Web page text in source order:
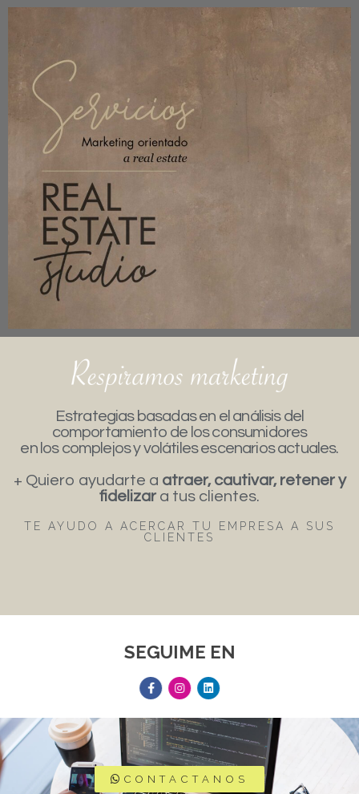
Estrategias basadas en el análisis del
comportamiento de los consumidores
en los complejos y volátiles escenarios actuales.
+ Quiero ayudarte a atraer, cautivar, retener y
fidelizar a tus clientes.
TE AYUDO A ACERCAR TU EMPRESA A SUS
CLIENTES
SEGUIME EN
CONTACTANOS